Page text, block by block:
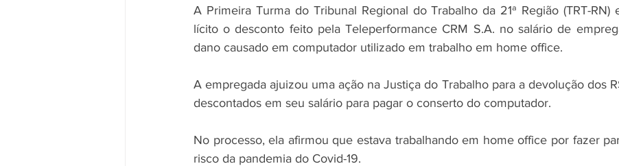
A Primeira Turma do Tribunal Regional do Trabalho da 21ª Região (TRT-RN)
lícito o desconto feito pela Teleperformance CRM S.A. no salário de
dano causado em computador utilizado em trabalho em home office.
A empregada ajuizou uma ação na Justiça do Trabalho para a devolução dos
descontados em seu salário para pagar o conserto do computador.
No processo, ela afirmou que estava trabalhando em home office por fazer
risco da pandemia do Covid-19.